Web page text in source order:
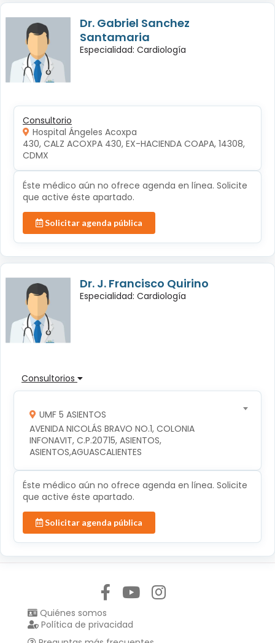
Dr. Gabriel Sanchez
Santamaria
Especialidad: Cardiología
Consultorio
Hospital Ángeles Acoxpa
430, CALZ ACOXPA 430, EX-HACIENDA COAPA, 14308,
CDMX
Éste médico aún no ofrece agenda en línea. Solicite
que active éste apartado.
Solicitar agenda pública
Dr. J. Francisco Quirino
Especialidad: Cardiología
Consultorios
UMF 5 ASIENTOS
AVENIDA NICOLÁS BRAVO NO.1, COLONIA
INFONAVIT, C.P.20715, ASIENTOS,
ASIENTOS,AGUASCALIENTES
Éste médico aún no ofrece agenda en línea. Solicite
que active éste apartado.
Solicitar agenda pública
Quiénes somos
Política de privacidad